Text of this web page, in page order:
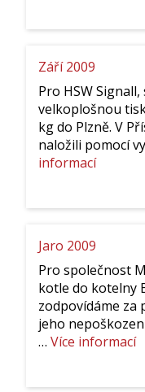
Září 2009
Pro HSW
velkoplošnou
kg do Plzně. V
naložili pomocí
informací:
Jaro 2009
Pro společnost
kotle do kotelny
zodpovídáme za
jeho
… Více informací: